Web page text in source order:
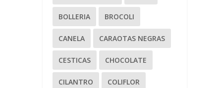
BOLLERIA BROCOLI
CANELA CARAOTAS NEGRAS
CESTICAS CHOCOLATE
CILANTRO COLIFLOR